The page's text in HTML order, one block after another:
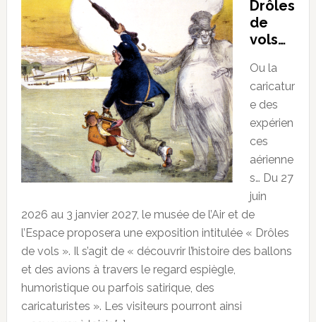
Drôles
de
vols…
Ou la
caricatur
e des
expérien
ces
aérienne
s… Du 27
juin
2026 au 3 janvier 2027, le musée de l’Air et de
l’Espace proposera une exposition intitulée « Drôles
de vols ». Il s’agit de « découvrir l’histoire des ballons
et des avions à travers le regard espiègle,
humoristique ou parfois satirique, des
caricaturistes ». Les visiteurs pourront ainsi